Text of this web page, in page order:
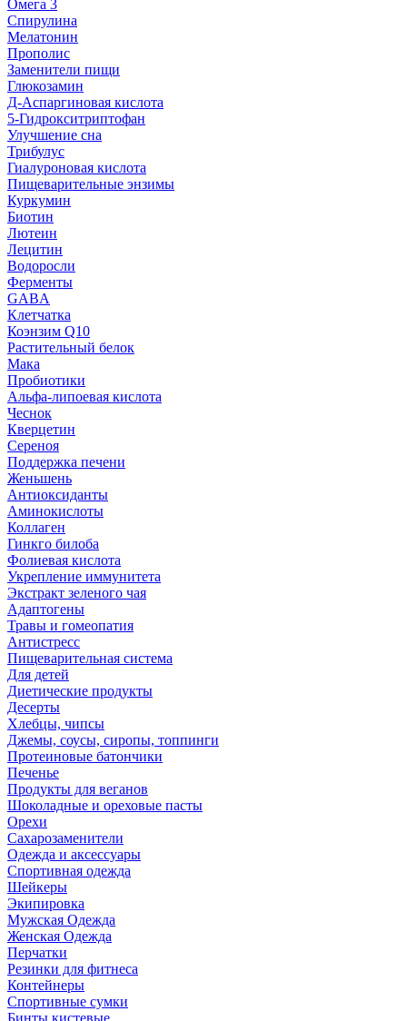
Омега 3
Спирулина
Мелатонин
Прополис
Заменители пищи
Глюкозамин
Д-Аспаргиновая кислота
5-Гидрокситриптофан
Улучшение сна
Трибулус
Гиалуроновая кислота
Пищеварительные энзимы
Куркумин
Биотин
Лютеин
Лецитин
Водоросли
Ферменты
GABA
Клетчатка
Коэнзим Q10
Растительный белок
Мака
Пробиотики
Альфа-липоевая кислота
Чеснок
Кверцетин
Сереноя
Поддержка печени
Женьшень
Антиоксиданты
Аминокислоты
Коллаген
Гинкго билоба
Фолиевая кислота
Укрепление иммунитета
Экстракт зеленого чая
Адаптогены
Травы и гомеопатия
Антистресс
Пищеварительная система
Для детей
Диетические продукты
Десерты
Хлебцы, чипсы
Джемы, соусы, сиропы, топпинги
Протеиновые батончики
Печенье
Продукты для веганов
Шоколадные и ореховые пасты
Орехи
Сахарозаменители
Одежда и аксессуары
Спортивная одежда
Шейкеры
Экипировка
Мужская Одежда
Женская Одежда
Перчатки
Резинки для фитнеса
Контейнеры
Спортивные сумки
Бинты кистевые